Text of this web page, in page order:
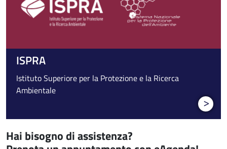
ISPRA
Istituto Superiore per la Protezione e la Ricerca
Ambientale
>
Hai bisogno di assistenza?